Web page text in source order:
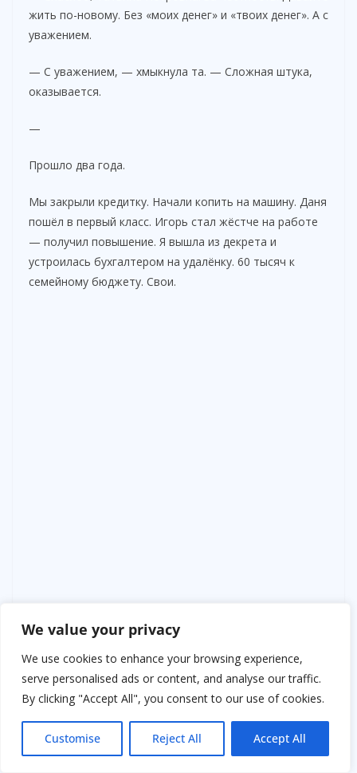
We value your privacy
We use cookies to enhance your browsing experience,
serve personalised ads or content, and analyse our traffic.
By clicking "Accept All", you consent to our use of cookies.
Customise Reject All Accept All
жить по-новому. Без «моих денег» и «твоих денег». А с
уважением.
— С уважением, — хмыкнула та. — Сложная штука,
оказывается.
—
Прошло два года.
Мы закрыли кредитку. Начали копить на машину. Даня
пошёл в первый класс. Игорь стал жёстче на работе
— получил повышение. Я вышла из декрета и
устроилась бухгалтером на удалёнку. 60 тысяч к
семейному бюджету. Свои.